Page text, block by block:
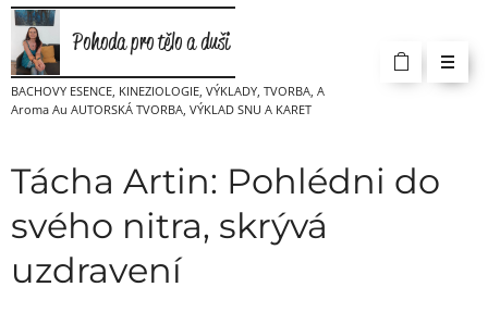
Pohoda pro tělo a duši
BACHOVY ESENCE, KINEZIOLOGIE, VÝKLADY, TVORBA, A
Aroma Au AUTORSKÁ TVORBA, VÝKLAD SNU A KARET
Tácha Artin: Pohlédni do
svého nitra, skrývá
uzdravení